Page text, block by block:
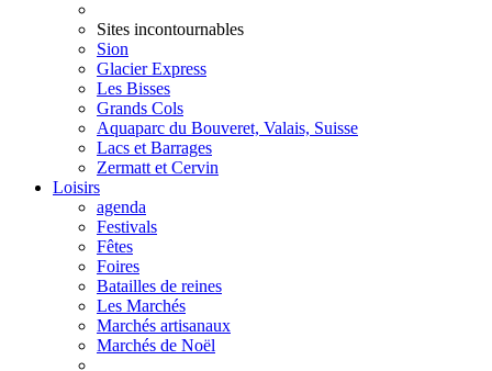
Sites incontournables
Sion
Glacier Express
Les Bisses
Grands Cols
Aquaparc du Bouveret, Valais, Suisse
Lacs et Barrages
Zermatt et Cervin
Loisirs
agenda
Festivals
Fêtes
Foires
Batailles de reines
Les Marchés
Marchés artisanaux
Marchés de Noël